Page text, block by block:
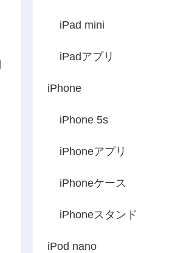
iPad mini
iPadアプリ
iPhone
iPhone 5s
iPhoneアプリ
iPhoneケース
iPhoneスタンド
iPod nano